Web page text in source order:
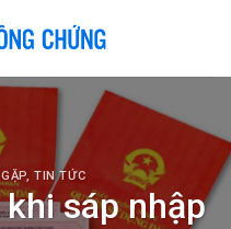
,TIN TỨC
sáp nhập